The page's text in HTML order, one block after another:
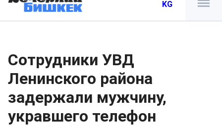
KG
Сотрудники УВД
Ленинского района
задержали мужчину,
укравшего телефон